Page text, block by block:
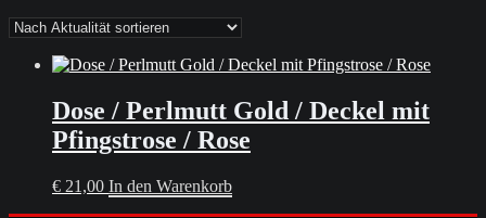
Dose / Perlmutt Gold / Deckel mit
Pfingstrose / Rose
€ 21,00 In den Warenkorb